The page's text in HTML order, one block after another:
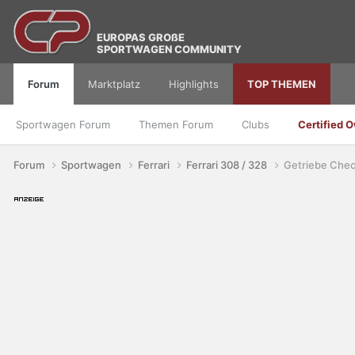
EUROPAS GROßE
SPORTWAGEN COMMUNITY
Forum
Sportwagen Forum Themen Forum Clubs Certified
Marktplatz Highlights TOP THEMEN
Forum Sportwagen Ferrari Ferrari 308 / 328 Getriebe